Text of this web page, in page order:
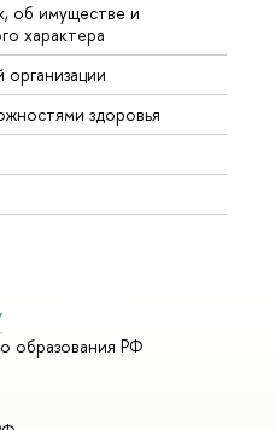
об имуществе и
характера
здоровья
образования РФ